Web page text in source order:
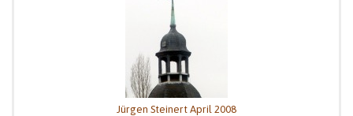
Jürgen Steinert April 2008